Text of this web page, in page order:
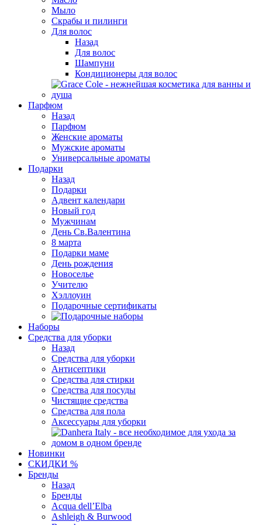
Мыло
Скрабы и пилинги
Для волос
Назад
Для волос
Шампуни
Кондиционеры для волос
Парфюм
Назад
Парфюм
Женские ароматы
Мужские ароматы
Универсальные ароматы
Подарки
Назад
Подарки
Адвент календари
Новый год
Мужчинам
День Св.Валентина
8 марта
Подарки маме
День рождения
Новоселье
Учителю
Хэллоуин
Подарочные сертификаты
Наборы
Средства для уборки
Назад
Средства для уборки
Антисептики
Средства для стирки
Средства для посуды
Чистящие средства
Средства для пола
Аксессуары для уборки
Новинки
СКИДКИ %
Бренды
Назад
Бренды
Acqua dell’Elba
Ashleigh & Burwood